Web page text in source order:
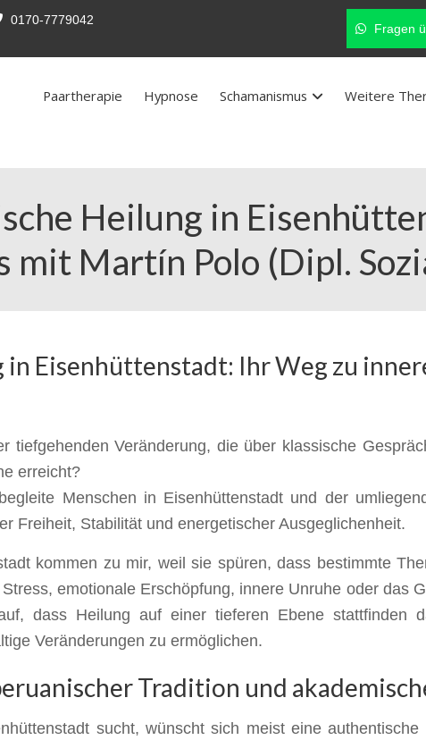
0170-7779042
Fragen
Paartherapie Hypnose Schamanismus Weitere
Heilung in
mit Martín Polo (Dipl.
in Eisenhüttenstadt: Ihr Weg zu
tiefgehenden Veränderung, die über klassische
erreicht?
Menschen in Eisenhüttenstadt und der
Freiheit, Stabilität und energetischer Ausgeglichenheit.
kommen zu mir, weil sie spüren, dass bestimmte
emotionale Erschöpfung, innere Unruhe oder das
dass Heilung auf einer tieferen Ebene stattfinden
Veränderungen zu ermöglichen.
Tradition und
sucht, wünscht sich meist eine